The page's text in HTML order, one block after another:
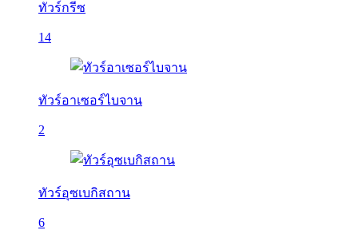
ทัวร์กรีซ
14
ทัวร์อาเซอร์ไบจาน
2
ทัวร์อุซเบกิสถาน
6